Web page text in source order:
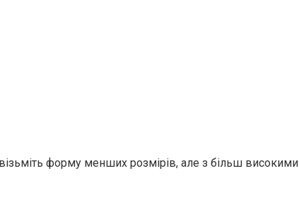
форму менших розмірів, але з більш високими